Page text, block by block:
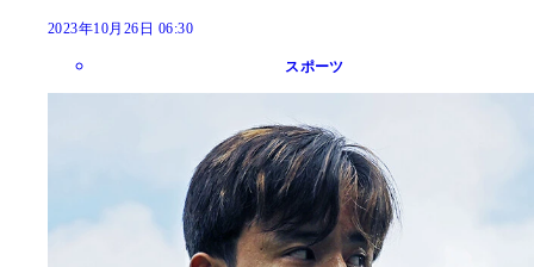
2023年10月26日 06:30
スポーツ